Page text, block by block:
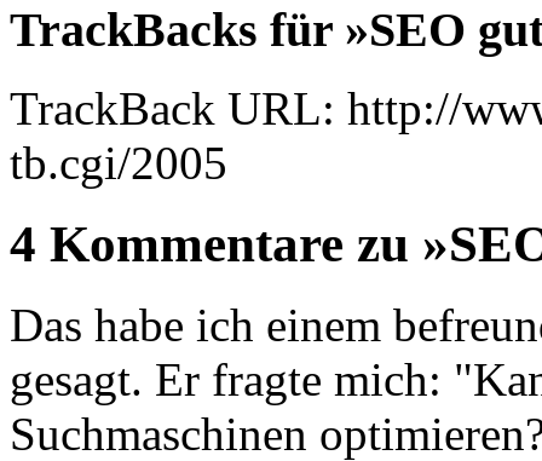
TrackBacks für »SEO
TrackBack URL: http://
tb.cgi/2005
4 Kommentare zu
Das habe ich einem
gesagt. Er fragte mich:
Suchmaschinen